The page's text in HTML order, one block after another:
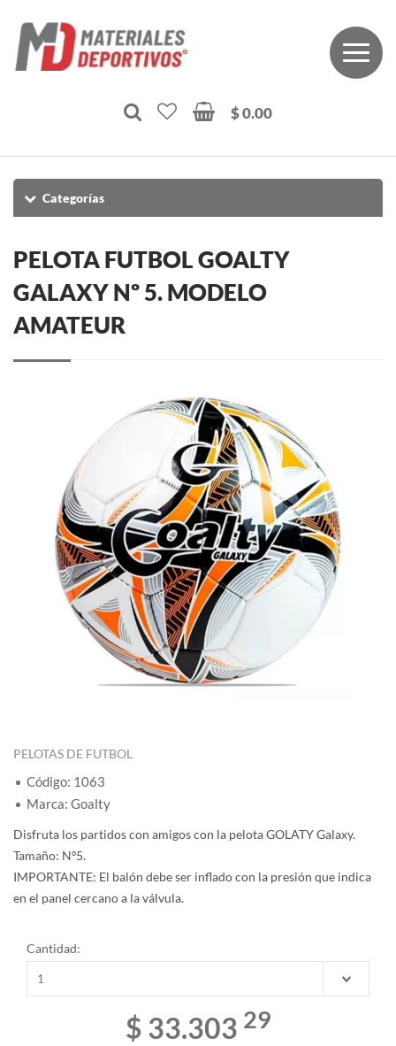
$ 0.00
Categorías
PELOTA FUTBOL GOALTY
GALAXY Nº 5. MODELO
AMATEUR
PELOTAS DE FUTBOL
Código: 1063
Marca: Goalty
Disfruta los partidos con amigos con la pelota GOLATY Galaxy.
Tamaño: Nº5.
IMPORTANTE: El balón debe ser inflado con la presión que indica
en el panel cercano a la válvula.
Cantidad:
$ 33.303 29